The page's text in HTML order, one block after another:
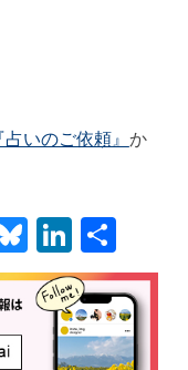
いのご依頼』 か
Bluesky
共
有